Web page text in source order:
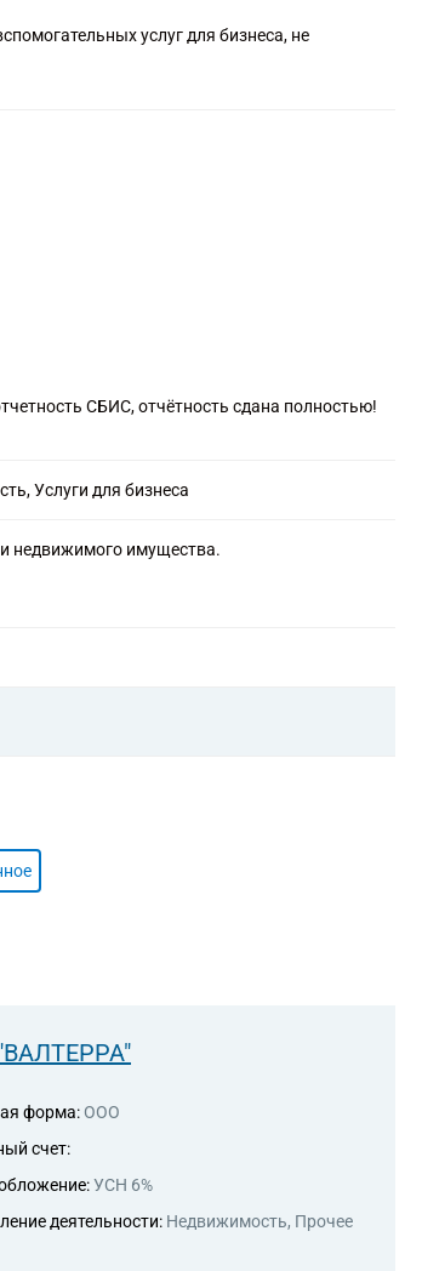
услуг для бизнеса, не
СБИС, отчётность сдана полностью!
Услуги для бизнеса
недвижимого имущества.
форма: ООО
счет:
УСН 6%
деятельности: Недвижимость, Прочее